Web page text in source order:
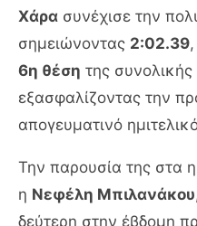
Χάρα συνέχισε την
σημειώνοντας 2:02.39
6η θέση της
εξασφαλίζοντας την
απογευματινό
Την παρουσία της στα
η Νεφέλη Μπιλανάκου
δεύτερη στην έβδομη